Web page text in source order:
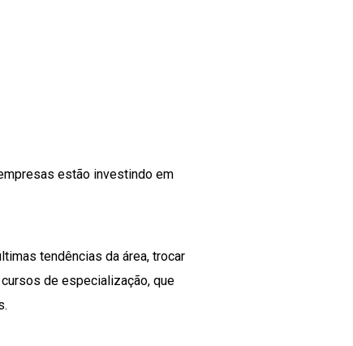
estão investindo em
tendências da área, trocar
de especialização, que